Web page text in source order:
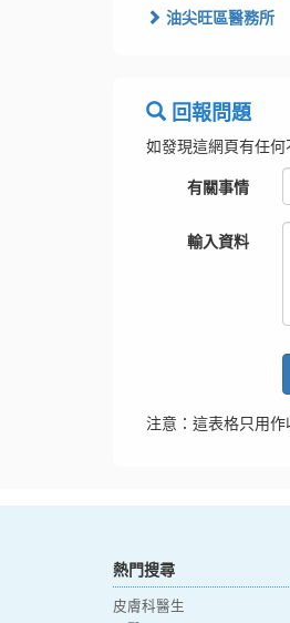
油尖旺區醫務所
回報問題
如發現這網頁有任
有關事情
輸入資料
注意：這表格只用
熱門搜尋
皮膚科醫生